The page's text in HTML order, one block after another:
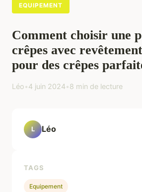
EQUIPEMENT
Comment choisir une
crêpes avec
pour des crêpes
Léo•4 juin 2024•8 min de lecture
L Léo
TAGS
Equipement